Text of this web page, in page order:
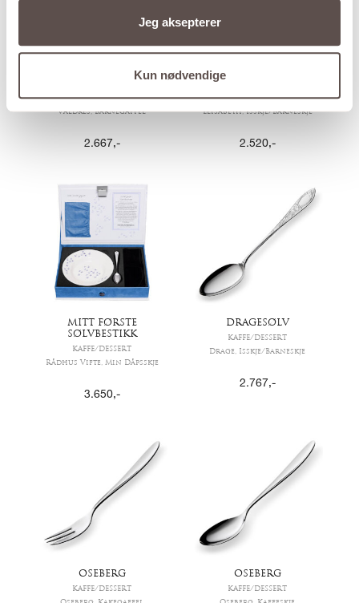
Jeg aksepterer
Kun nødvendige
KAFFE/DESSERT
Valdres, Barnegaffel
2.667,-
KAFFE/DESSERT
Elisabeth, Isskje/Barneskje
2.520,-
MITT FØRSTE
SØLVBESTIKK
KAFFE/DESSERT
Rådhus Vifte, Min Dåpsskje
3.650,-
DRAGESØLV
KAFFE/DESSERT
Drage, Isskje/Barneskje
2.767 ,-
OSEBERG
KAFFE/DESSERT
OSEBERG
KAFFE/DESSERT